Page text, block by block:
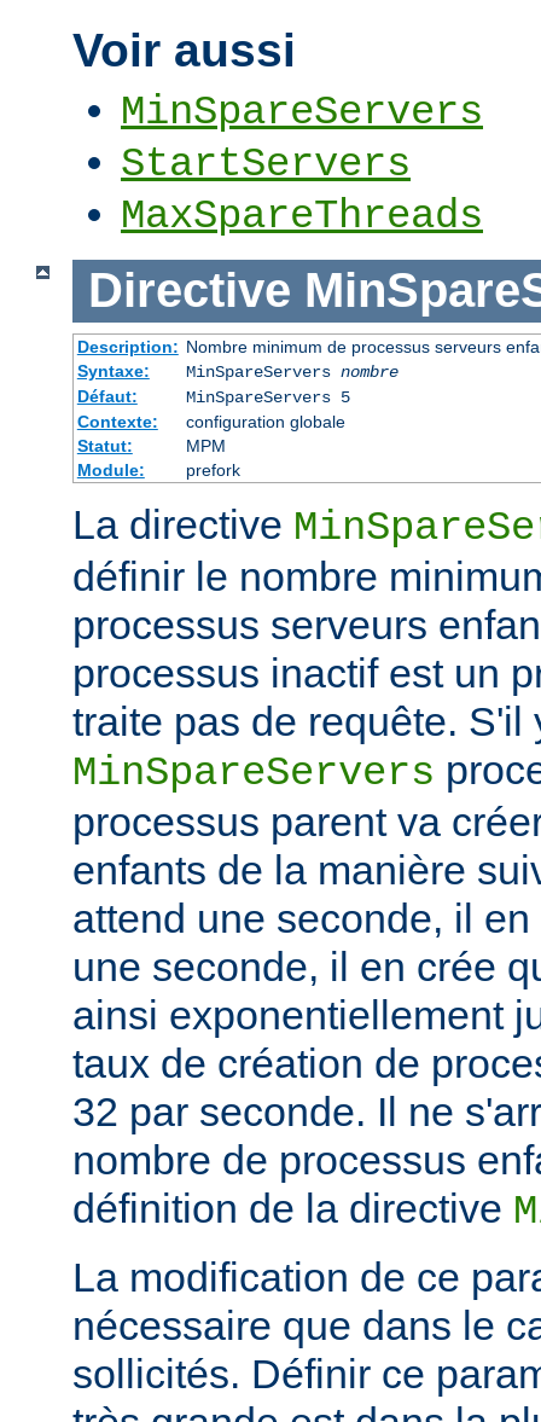
Voir aussi
MinSpareServers
StartServers
MaxSpareThreads
Directive
Description: Nombre minimum de processus serveurs
Syntaxe:
MinSpareServers nombre
Défaut:
MinSpareServers 5
Contexte:
configuration globale
Statut:
MPM
Module:
prefork
La directive
définir le nombre
processus serveurs
processus inactif est un
traite pas de requête. S'il
MinSpareServers
processus parent va
enfants de la manière
attend une seconde, il
une seconde, il en crée
ainsi exponentiellement
taux de création de
32 par seconde. Il ne
nombre de processus
définition de la directive
La modification de ce
nécessaire que dans le
sollicités. Définir ce